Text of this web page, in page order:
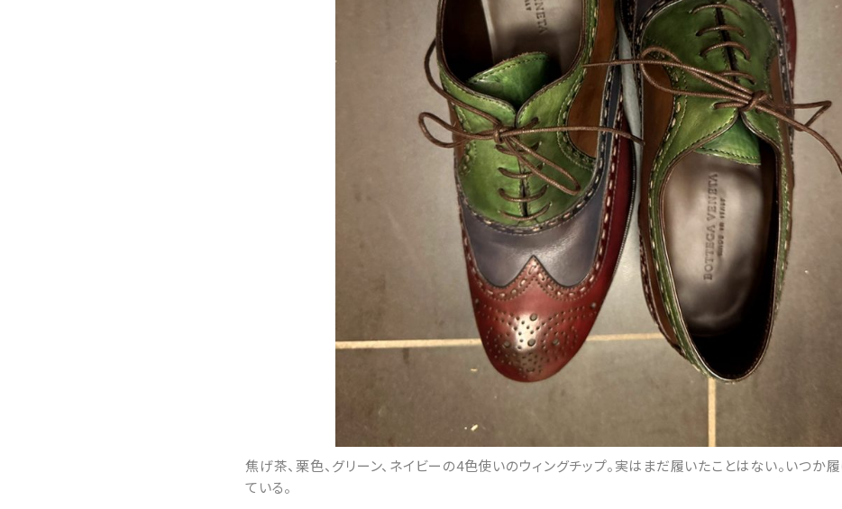
焦げ茶、栗色、グリーン、ネイビーの4色使いのウィングチップ。実はまだ履いたことはない。いつか
ている。